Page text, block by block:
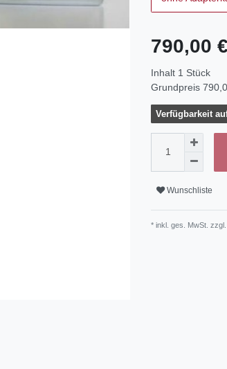
790,00 €
Inhalt 1 Stück
Grundpreis
Verfügbarkeit
Wunschliste
* inkl. ges. MwSt. zzgl.